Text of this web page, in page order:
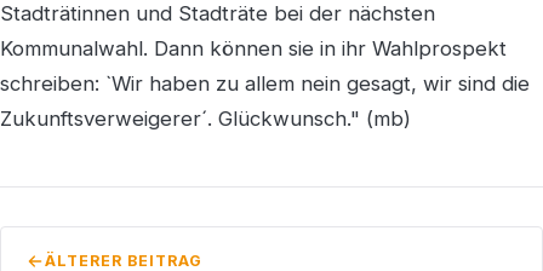
Stadträtinnen und Stadträte bei der nächsten
Kommunalwahl. Dann können sie in ihr Wahlprospekt
schreiben: `Wir haben zu allem nein gesagt, wir sind die
Zukunftsverweigerer´. Glückwunsch." (mb)
ÄLTERER BEITRAG